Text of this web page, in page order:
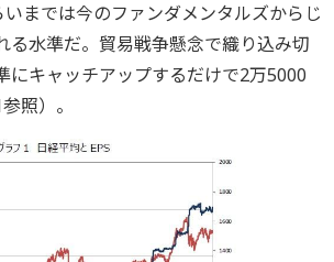
いまでは今のファンダメンタルズからじ
る水準だ。貿易戦争懸念で織り込み切
にキャッチアップするだけで2万5000
照）。